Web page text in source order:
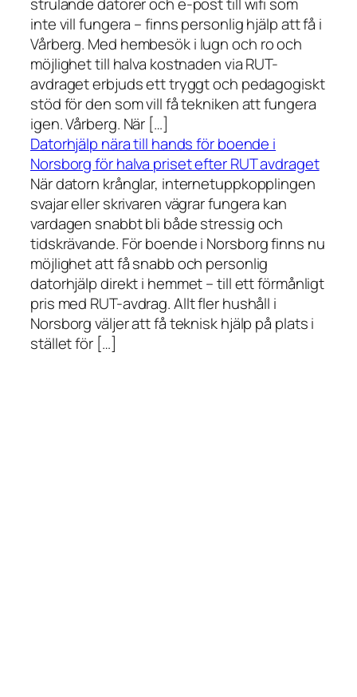
strulande datorer och e-post till wifi som
inte vill fungera – finns personlig hjälp att få i
Vårberg. Med hembesök i lugn och ro och
möjlighet till halva kostnaden via RUT-
avdraget erbjuds ett tryggt och pedagogiskt
stöd för den som vill få tekniken att fungera
igen. Vårberg. När […]
Datorhjälp nära till hands för boende i
Norsborg för halva priset efter RUT avdraget
När datorn krånglar, internetuppkopplingen
svajar eller skrivaren vägrar fungera kan
vardagen snabbt bli både stressig och
tidskrävande. För boende i Norsborg finns nu
möjlighet att få snabb och personlig
datorhjälp direkt i hemmet – till ett förmånligt
pris med RUT-avdrag. Allt fler hushåll i
Norsborg väljer att få teknisk hjälp på plats i
stället för […]